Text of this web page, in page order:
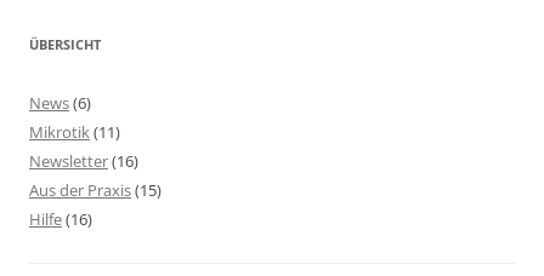
ÜBERSICHT
News(6)
Mikrotik(11)
Newsletter(16)
Aus der Praxis(15)
Hilfe(16)